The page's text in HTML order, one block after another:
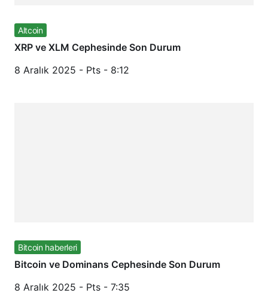
Altcoin
XRP ve XLM Cephesinde Son Durum
8 Aralık 2025 - Pts - 8:12
Bitcoin haberleri
Bitcoin ve Dominans Cephesinde Son Durum
8 Aralık 2025 - Pts - 7:35